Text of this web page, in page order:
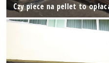
Czy piece na pellet to